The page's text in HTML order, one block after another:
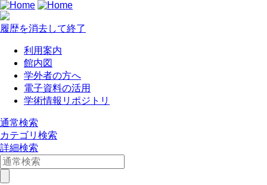
履歴を消去して終了
利用案内
館内図
学外者の方へ
電子資料の活用
学術情報リポジトリ
通常検索
カテゴリ検索
詳細検索